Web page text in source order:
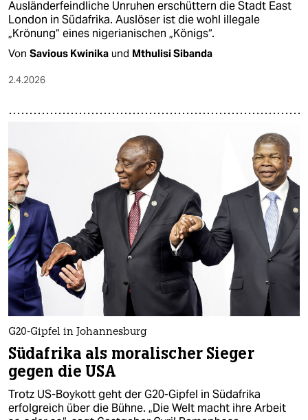
Ausländerfeindliche Unruhen erschüttern die Stadt East
London in Südafrika. Auslöser ist die wohl illegale
„Krönung“ eines nigerianischen „Königs“.
Von Savious Kwinika und Mthulisi Sibanda
2.4.2026
G20-Gipfel in Johannesburg
Südafrika als moralischer Sieger
gegen die USA
Trotz US-Boykott geht der G20-Gipfel in Südafrika
erfolgreich über die Bühne. „Die Welt macht ihre Arbeit